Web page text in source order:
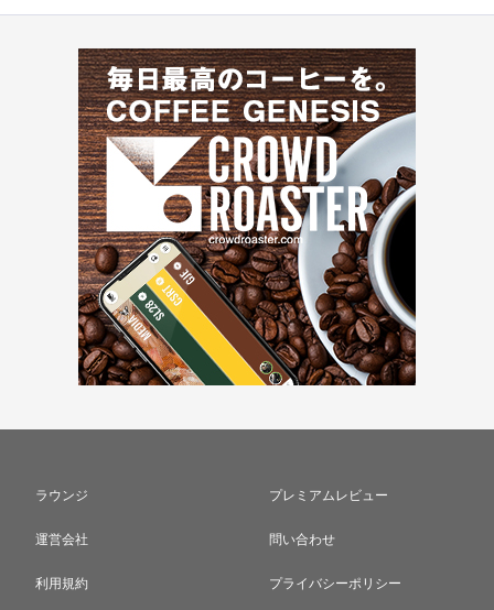
ラウンジ プレミアムレビュー
運営会社 問い合わせ
利用規約 プライバシーポリシー